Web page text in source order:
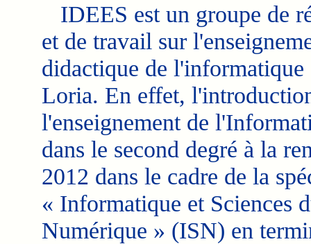
IDEES est un groupe de
et de travail sur
didactique de l'informatique
Loria. En effet,
l'enseignement de
dans le second degré à la
2012 dans le cadre de la
« Informatique et Sciences
Numérique » (ISN) en